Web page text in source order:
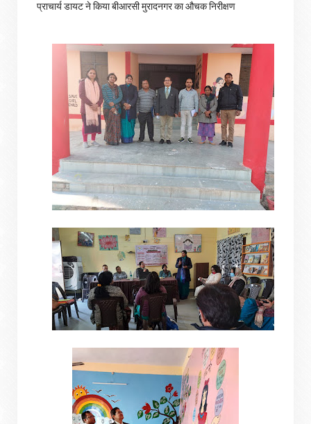
प्राचार्य डायट ने किया बीआरसी मुरादनगर का औचक निरीक्षण